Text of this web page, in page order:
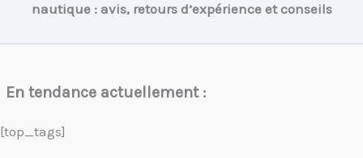
nautique : avis, retours d’expérience et conseils
En tendance actuellement :
[top_tags]